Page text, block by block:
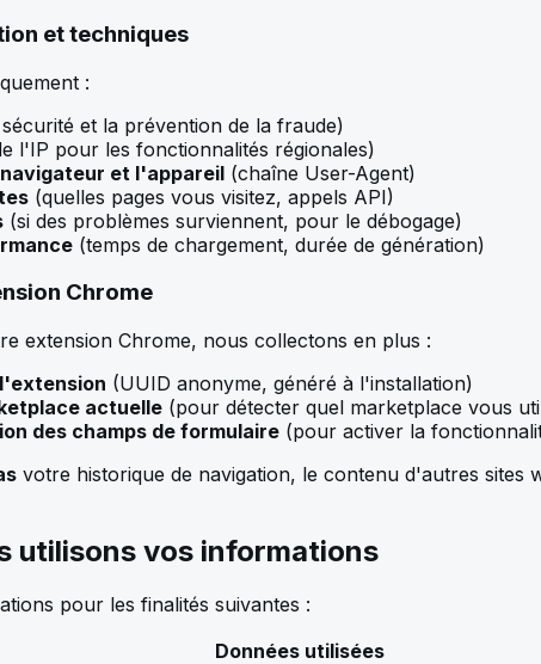
et techniques
:
et la prévention de la fraude)
l'IP pour les fonctionnalités régionales)
et l'appareil (chaîne User-Agent)
(quelles pages vous visitez, appels API)
(si des problèmes surviennent, pour le débogage)
(temps de chargement, durée de génération)
Chrome
extension Chrome, nous collectons en plus :
(UUID anonyme, généré à l'installation)
actuelle (pour détecter quel marketplace vous
des champs de formulaire (pour activer la
votre historique de navigation, le contenu d'autres sites
utilisons vos informations
pour les finalités suivantes :
Données utilisées